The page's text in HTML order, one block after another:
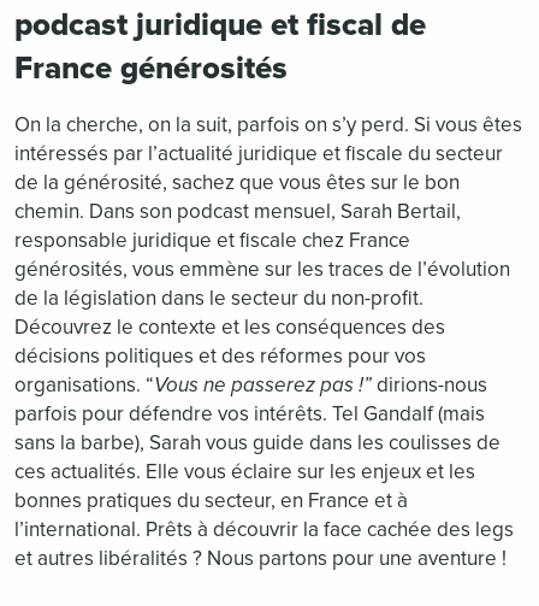
podcast juridique et fiscal de
France générosités
On la cherche, on la suit, parfois on s’y perd. Si vous êtes
intéressés par l’actualité juridique et fiscale du secteur
de la générosité, sachez que vous êtes sur le bon
chemin. Dans son podcast mensuel, Sarah Bertail,
responsable juridique et fiscale chez France
générosités, vous emmène sur les traces de l’évolution
de la législation dans le secteur du non-profit.
Découvrez le contexte et les conséquences des
décisions politiques et des réformes pour vos
organisations. “Vous ne passerez pas !”dirions-nous
parfois pour défendre vos intérêts. Tel Gandalf (mais
sans la barbe), Sarah vous guide dans les coulisses de
ces actualités. Elle vous éclaire sur les enjeux et les
bonnes pratiques du secteur, en France et à
l’international. Prêts à découvrir la face cachée des legs
et autres libéralités ? Nous partons pour une aventure !